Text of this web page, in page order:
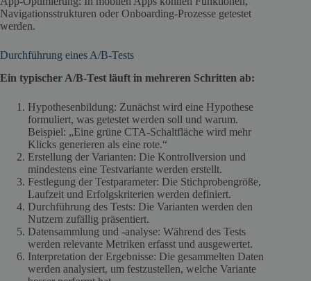
Navigationsstrukturen oder Onboarding-Prozesse getestet
werden.
Durchführung eines A/B-Tests
Ein typischer A/B-Test läuft in mehreren Schritten ab:
Hypothesenbildung: Zunächst wird eine Hypothese
formuliert, was getestet werden soll und warum.
Beispiel: „Eine grüne CTA-Schaltfläche wird mehr
Klicks generieren als eine rote.“
Erstellung der Varianten: Die Kontrollversion und
mindestens eine Testvariante werden erstellt.
Festlegung der Testparameter: Die Stichprobengröße,
Laufzeit und Erfolgskriterien werden definiert.
Durchführung des Tests: Die Varianten werden den
Nutzern zufällig präsentiert.
Datensammlung und -analyse: Während des Tests
werden relevante Metriken erfasst und ausgewertet.
Interpretation der Ergebnisse: Die gesammelten Daten
werden analysiert, um festzustellen, welche Variante